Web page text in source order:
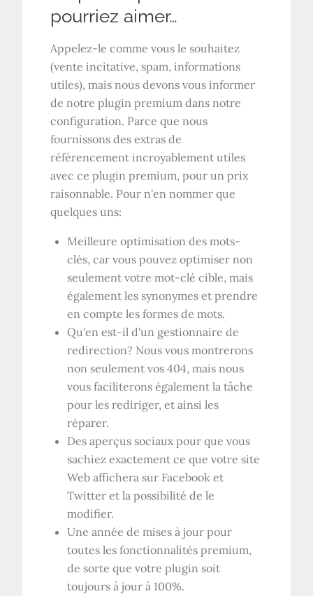
pourriez aimer…
Appelez-le comme vous le souhaitez
(vente incitative, spam, informations
utiles), mais nous devons vous informer
de notre plugin premium dans notre
configuration. Parce que nous
fournissons des extras de
référencement incroyablement utiles
avec ce plugin premium, pour un prix
raisonnable. Pour n'en nommer que
quelques uns:
Meilleure optimisation des mots-
clés, car vous pouvez optimiser non
seulement votre mot-clé cible, mais
également les synonymes et prendre
en compte les formes de mots.
Qu'en est-il d'un gestionnaire de
redirection? Nous vous montrerons
non seulement vos 404, mais nous
vous faciliterons également la tâche
pour les rediriger, et ainsi les
réparer.
Des aperçus sociaux pour que vous
sachiez exactement ce que votre site
Web affichera sur Facebook et
Twitter et la possibilité de le
modifier.
Une année de mises à jour pour
toutes les fonctionnalités premium,
de sorte que votre plugin soit
toujours à jour à 100%.